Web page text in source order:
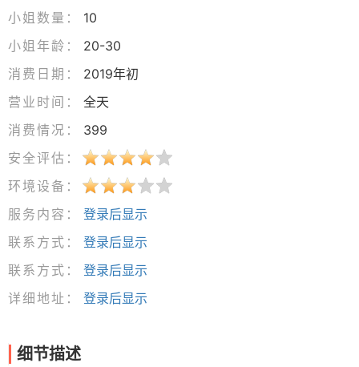
小姐数量：
10
小姐年龄：
20-30
消费日期：
2019年初
营业时间：
全天
消费情况：
399
安全评估：
环境设备：
服务内容：
登录后显示
联系方式：
登录后显示
联系方式：
登录后显示
详细地址：
登录后显示
细节描述